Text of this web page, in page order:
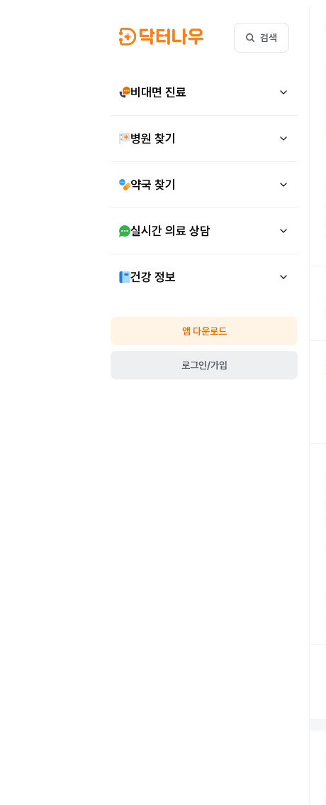
검색
비대면 진료
병원 찾기
약국 찾기
실시간 의료 상담
건강 정보
앱 다운로드
로그인/가입